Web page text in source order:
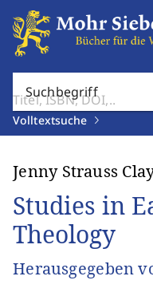
Suchbegriff
Volltextsuche
Jenny Strauss
Studies in
Theology
Herausgegeben